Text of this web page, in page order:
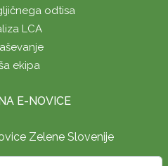
odtisa
LCA
ekipa
E-NOVICE
Zelene Slovenije